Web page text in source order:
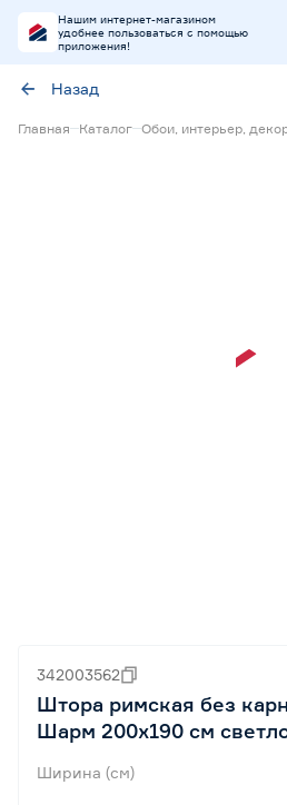
Нашим интернет-магазином
удобнее пользоваться с помощью
приложения!
Назад
Главная Каталог Обои, интерьер,
342003562
Штора римская без
Шарм 200х190 см
Ширина (см)